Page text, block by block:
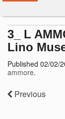
3_ L
Lino
Published 02/02/
ammore.
Previous